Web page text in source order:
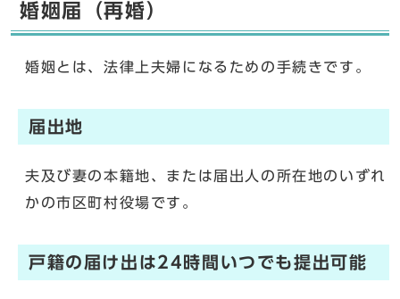
婚姻届（再婚）
婚姻とは、法律上夫婦になるための手続きです。
届出地
夫及び妻の本籍地、または届出人の所在地のいずれ
かの市区町村役場です。
戸籍の届け出は24時間いつでも提出可能